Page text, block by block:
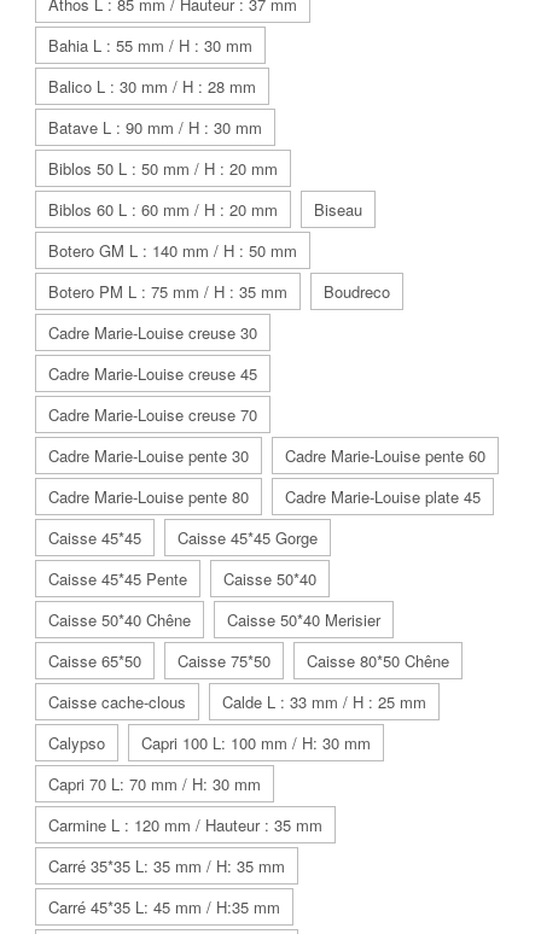
Bahia L : 55 mm / H : 30 mm
Balico L : 30 mm / H : 28 mm
Batave L : 90 mm / H : 30 mm
Biblos 50 L : 50 mm / H : 20 mm
Biblos 60 L : 60 mm / H : 20 mm
Biseau
Botero GM L : 140 mm / H : 50 mm
Botero PM L : 75 mm / H : 35 mm
Boudreco
Cadre Marie-Louise creuse 30
Cadre Marie-Louise creuse 45
Cadre Marie-Louise creuse 70
Cadre Marie-Louise pente 30
Cadre Marie-Louise pente 60
Cadre Marie-Louise pente 80
Cadre Marie-Louise plate 45
Caisse 45*45
Caisse 45*45 Gorge
Caisse 45*45 Pente
Caisse 50*40
Caisse 50*40 Chêne
Caisse 50*40 Merisier
Caisse 65*50
Caisse 75*50
Caisse 80*50 Chêne
Caisse cache-clous
Calde L : 33 mm / H : 25 mm
Calypso
Capri 100 L: 100 mm / H: 30 mm
Capri 70 L: 70 mm / H: 30 mm
Carmine L : 120 mm / Hauteur : 35 mm
Carré 35*35 L: 35 mm / H: 35 mm
Carré 45*35 L: 45 mm / H:35 mm